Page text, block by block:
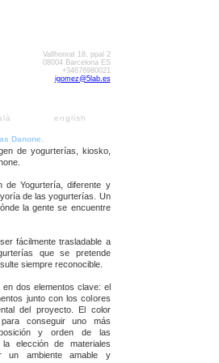
Vallhonrat 18, ppal 2
08004 Barcelona ES
+34676980021
igomez@5lab.es
english
Danone.
de yogurterías, kiosko,
de Yogurtería, diferente y
de las yogurterías. Un
la gente se encuentre
fácilmente trasladable a
que se pretende
siempre reconocible.
dos elementos clave: el
junto con los colores
del proyecto. El color
conseguir uno más
y orden de las
elección de materiales
un ambiente amable y